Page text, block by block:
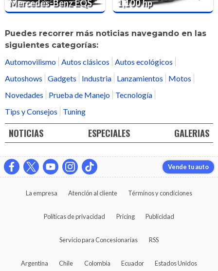
Mercedes-Benz EQS
1,100 hp
Puedes recorrer más noticias navegando en las
siguientes categorías:
Automovilismo
Autos clásicos
Autos ecológicos
Autoshows
Gadgets Industria Lanzamientos
Motos
Novedades
Prueba de Manejo
Tecnología
Tips y Consejos
Tuning
NOTICIAS ESPECIALES GALERIAS
Vende tu auto
La empresa Atención al cliente Términos y condiciones
Políticas de privacidad Pricing Publicidad
Servicio para Concesionarias RSS
Argentina Chile Colombia Ecuador Estados Unidos